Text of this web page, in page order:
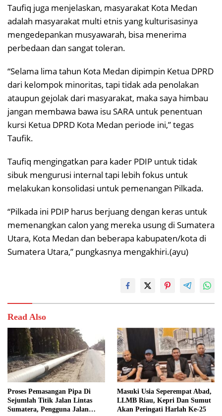
Taufiq juga menjelaskan, masyarakat Kota Medan
adalah masyarakat multi etnis yang kulturisasinya
mengedepankan musyawarah, bisa menerima
perbedaan dan sangat toleran.
“Selama lima tahun Kota Medan dipimpin Ketua DPRD
dari kelompok minoritas, tapi tidak ada penolakan
ataupun gejolak dari masyarakat, maka saya himbau
jangan membawa bawa isu SARA untuk penentuan
kursi Ketua DPRD Kota Medan periode ini,” tegas
Taufik.
Taufiq mengingatkan para kader PDIP untuk tidak
sibuk mengurusi internal tapi lebih fokus untuk
melakukan konsolidasi untuk pemenangan Pilkada.
“Pilkada ini PDIP harus berjuang dengan keras untuk
memenangkan calon yang mereka usung di Sumatera
Utara, Kota Medan dan beberapa kabupaten/kota di
Sumatera Utara,” pungkasnya mengakhiri.(ayu)
Read Also
Proses Pemasangan Pipa Di
Sejumlah Titik Jalan Lintas
Sumatera, Pengguna Jalan
Masuki Usia Seperempat Abad,
LLMB Riau, Kepri Dan Sumut
Akan Peringati Harlah Ke-25